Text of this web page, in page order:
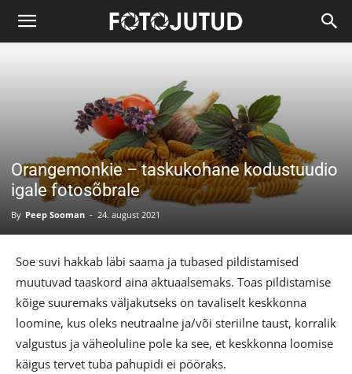
Orangemonkie – taskukohane kodustuudio
igale fotosõbrale
By Peep Sooman - 24. august 2021
Soe suvi hakkab läbi saama ja tubased pildistamised
muutuvad taaskord aina aktuaalsemaks. Toas pildistamise
kõige suuremaks väljakutseks on tavaliselt keskkonna
loomine, kus oleks neutraalne ja/või steriilne taust, korralik
valgustus ja väheoluline pole ka see, et keskkonna loomise
käigus tervet tuba pahupidi ei pööraks.